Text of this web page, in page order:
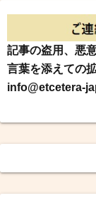
記事の盗用、悪
言葉を添えての
info@etcetera-